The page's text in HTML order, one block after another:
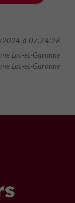
à 07:24:28
Lot-et-Garonne
Lot-et-Garonne